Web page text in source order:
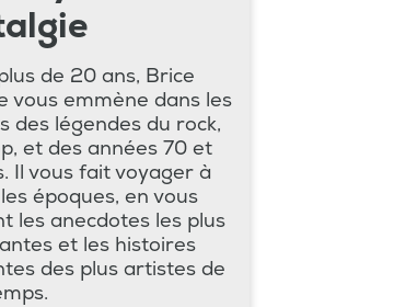
de 20 ans, Brice
vous emmène dans les
des légendes du rock,
et des années 70 et
Il vous fait voyager à
époques, en vous
les anecdotes les plus
et les histoires
des plus artistes de